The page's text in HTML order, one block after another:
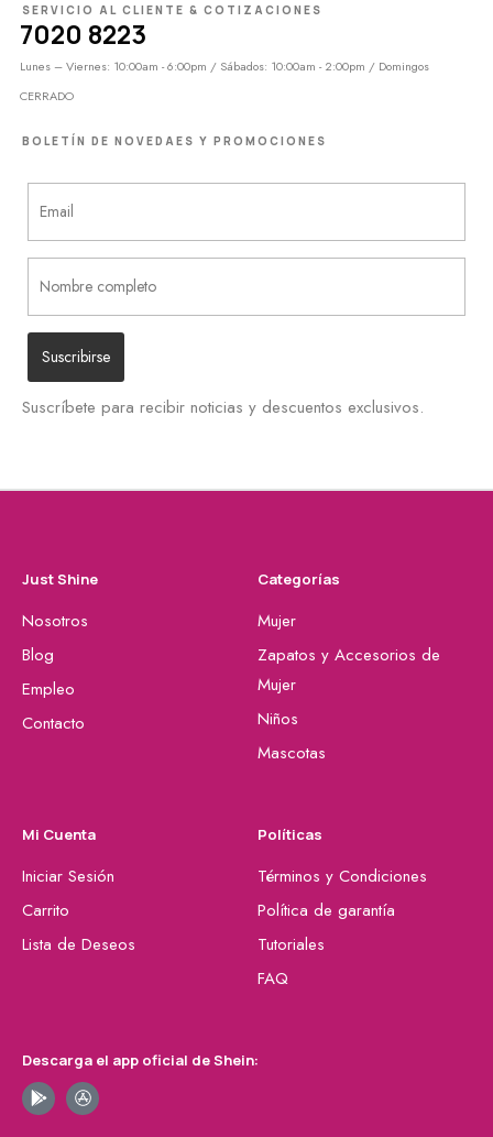
SERVICIO AL CLIENTE & COTIZACIONES
7020 8223
Lunes – Viernes: 10:00am - 6:00pm / Sábados: 10:00am - 2:00pm / Domingos
CERRADO
BOLETÍN DE NOVEDAES Y PROMOCIONES
Suscríbete para recibir noticias y descuentos exclusivos.
Just Shine
Nosotros
Blog
Empleo
Contacto
Categorías
Mujer
Zapatos y Accesorios de
Mujer
Niños
Mascotas
Mi Cuenta
Iniciar Sesión
Carrito
Lista de Deseos
Políticas
Términos y Condiciones
Política de garantía
Tutoriales
FAQ
Descarga el app oficial de Shein: